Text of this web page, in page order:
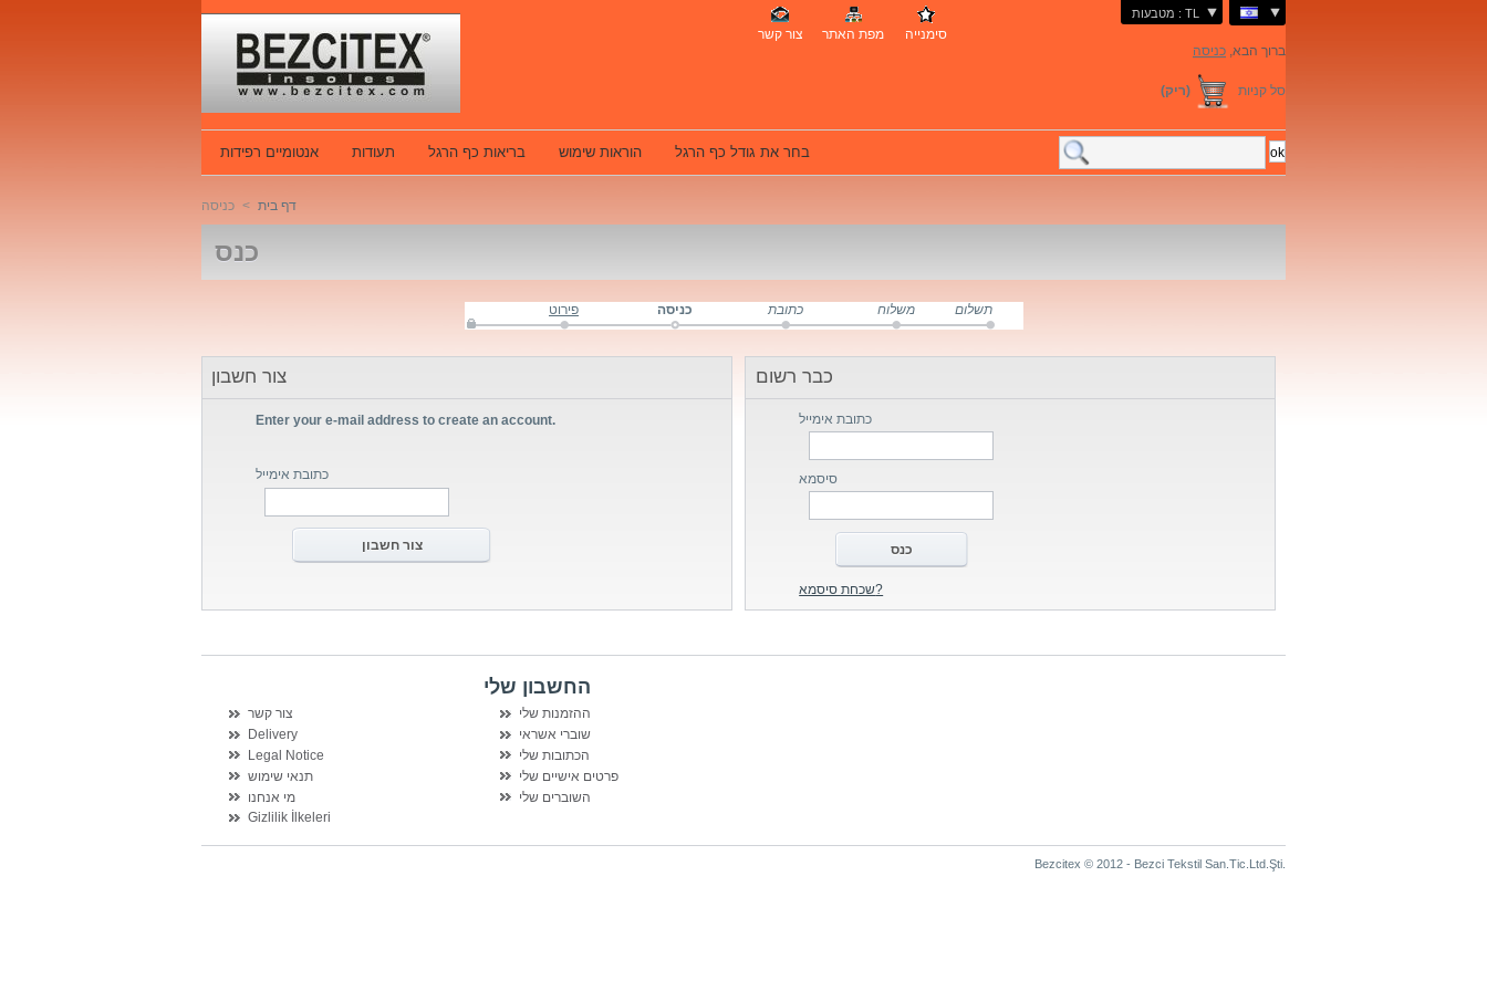
מטבעות : TL
צור קשר מפת האתר
סימנייה
ברוך הבא, כניסה
סל קניות (ריק)
אנטומיים רפידות תעודות בריאות כף הרגל הוראות שימוש בחר את גודל כף הרגל
דף בית > כניסה
כנס
פירוט כניסה כתובת משלוח תשלום
צור חשבון
Enter your e-mail address to create an account.
כתובת אימייל
כבר רשום
כתובת אימייל
סיסמא
שכחת סיסמא?
צור קשר
Delivery
Legal Notice
תנאי שימוש
מי אנחנו
Gizlilik İlkeleri
החשבון שלי
ההזמנות שלי
שוברי אשראי
הכתובות שלי
פרטים אישיים שלי
השוברים שלי
Bezcitex © 2012 - Bezci Tekstil San.Tic.Ltd.Şti.